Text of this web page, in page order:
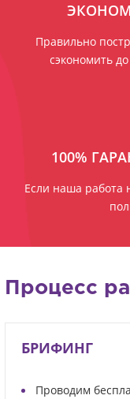
Правильно
сэкономить
100%
Если наша работа
Процесс
БРИФИНГ
Проводим